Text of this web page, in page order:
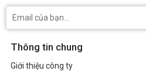
Thông tin chung
Giới thiệu công ty